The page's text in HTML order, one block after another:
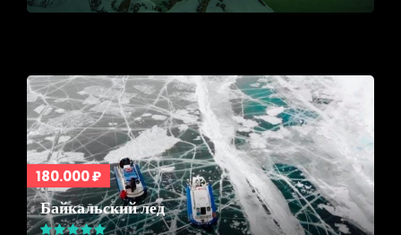
180.000 ₽
Байкальский лед